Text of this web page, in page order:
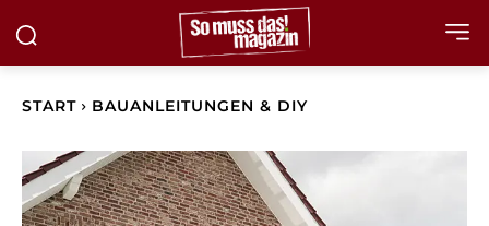
START BAUANLEITUNGEN & DIY